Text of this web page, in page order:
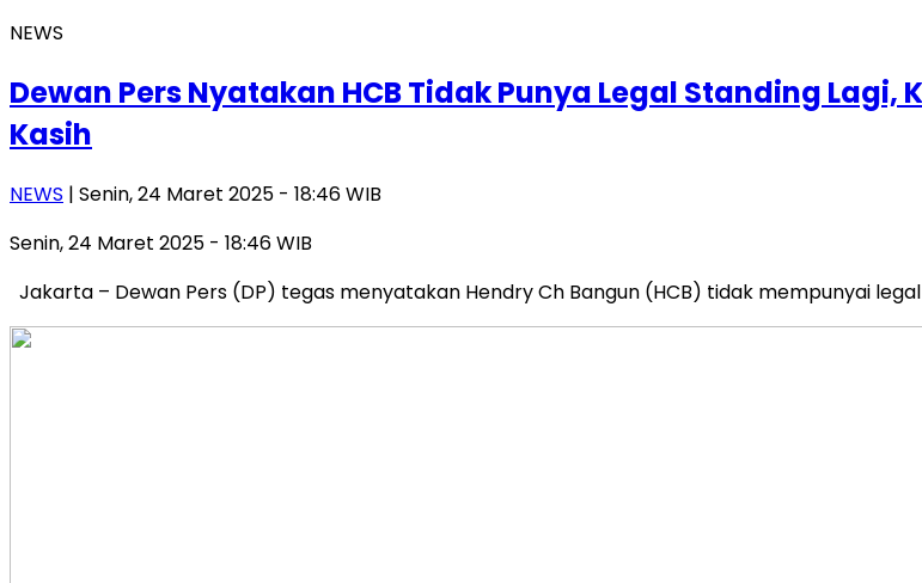
NEWS
Dewan Pers Nyatakan HCB Tidak Punya Legal Standing
Kasih
NEWS | Senin, 24 Maret 2025 - 18:46 WIB
Senin, 24 Maret 2025 - 18:46 WIB
Jakarta – Dewan Pers (DP) tegas menyatakan Hendry Ch Bangun (HCB) tidak mempunyai